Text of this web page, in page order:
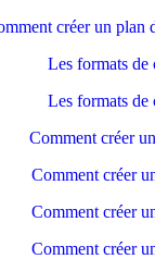
créer un plan
Les formats de
Les formats de
Comment créer
Comment créer
Comment créer
Comment créer